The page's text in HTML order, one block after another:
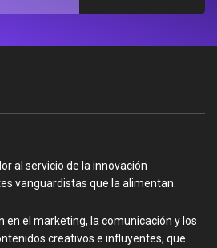
al servicio de la innovación
vanguardistas que la alimentan.
en el marketing, la comunicación y los
creativos e influyentes, que